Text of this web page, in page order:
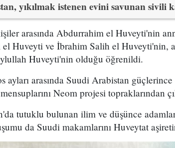
yıkılmak istenen evini savunan sivili
arasında Abdurrahim el Huveyti'nin
Huveyti ve İbrahim Salih el Huveyti'nin,
Huveyti'nin olduğu öğrenildi.
ayları arasında Suudi Arabistan güçlerince
Neom projesi topraklarından
tutuklu bulunan ilim ve düşünce
da Suudi makamlarını Huveytat